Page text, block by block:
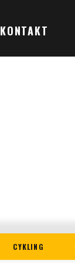
KONTAKT
CYKLING